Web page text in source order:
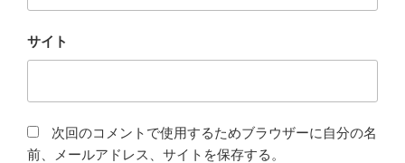
サイト
次回のコメントで使用するためブラウザーに自分の名
前、メールアドレス、サイトを保存する。